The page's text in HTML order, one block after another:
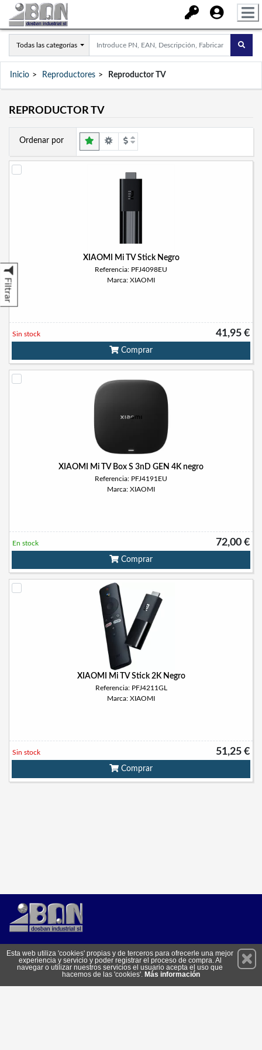
Todas las categorías
Inicio Reproductores Reproductor TV
REPRODUCTOR TV
Filtrar
Ordenar por
XIAOMI Mi TV Stick Negro
Referencia: PFJ4098EU
Marca: XIAOMI
41,95 €
Sin stock
Comprar
XIAOMI Mi TV Box S 3nD GEN 4K negro
Referencia: PFJ4191EU
Marca: XIAOMI
72,00 €
En stock
Comprar
XIAOMI Mi TV Stick 2K Negro
Referencia: PFJ4211GL
Marca: XIAOMI
51,25 €
Sin stock
Comprar
Suscríbete
Esta web utiliza 'cookies' propias y de terceros para ofrecerle una mejor
experiencia y servicio y poder registrar el proceso de compra. Al
navegar o utilizar nuestros servicios el usuario acepta el uso que
hacemos de las 'cookies'. Más información